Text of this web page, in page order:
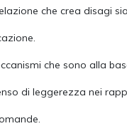
che crea disagi
che sono alla
di leggerezza nei